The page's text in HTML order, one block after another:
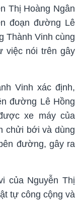
Thị Hoàng Ngân
đoạn đường Lê
Thành Vinh cùng
việc nói trên gây
Vinh xác định,
đường Lê Hồng
xe máy của
chửi bới và dùng
đường, gây ra
của Nguyễn Thị
tự công cộng và